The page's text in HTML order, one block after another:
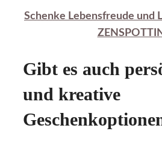
Schenke Lebensfreude und
Gibt es auch
und kreative